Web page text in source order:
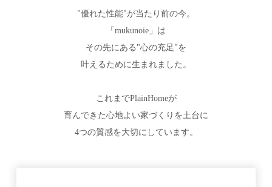
"優れた性能"が当たり前の今。
「mukunoie」は
その先にある"心の充足"を
叶えるために生まれました。
これまでPlainHomeが
育んできた心地よい家づくりを土台に
4つの質感を大切にしています。